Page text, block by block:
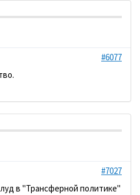
#6077
#7027
в "Трансферной политике"